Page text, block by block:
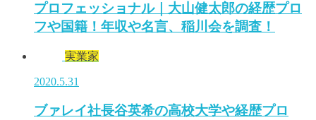
プロフェッショナル｜大山健太郎の経歴プロ
フや国籍！年収や名言、稲川会を調査！
実業家
2020.5.31
ブァレイ社長谷英希の高校大学や経歴プロ